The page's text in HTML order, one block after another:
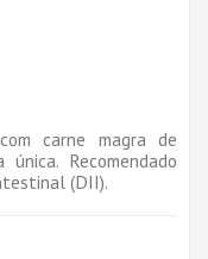
carne magra de
Recomendado
(DII).